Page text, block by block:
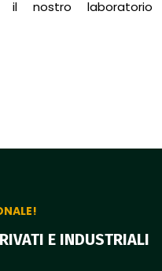
il nostro laboratorio
E INDUSTRIALI